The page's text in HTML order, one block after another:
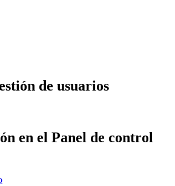
de usuarios
en el Panel de control